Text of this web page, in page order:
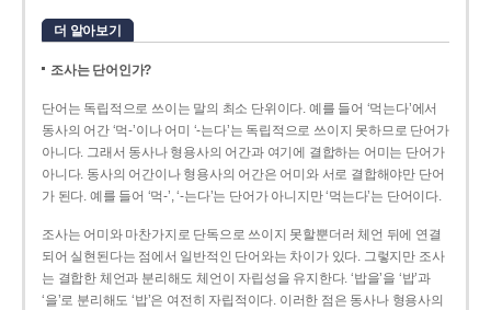
더 알아보기
조사는 단어인가?
단어는 독립적으로 쓰이는 말의 최소 단위이다. 예를 들어 ‘먹는다’에서
동사의 어간 ‘먹-­’이나 어미 ‘­-는다’는 독립적으로 쓰이지 못하므로 단어가
아니다. 그래서 동사나 형용사의 어간과 여기에 결합하는 어미는 단어가
아니다. 동사의 어간이나 형용사의 어간은 어미와 서로 결합해야만 단어
가 된다. 예를 들어 ‘먹-’, ‘-는다’는 단어가 아니지만 ‘먹는다’는 단어이다.
조사는 어미와 마찬가지로 단독으로 쓰이지 못할뿐더러 체언 뒤에 연결
되어 실현된다는 점에서 일반적인 단어와는 차이가 있다. 그렇지만 조사
는 결합한 체언과 분리해도 체언이 자립성을 유지한다. ‘밥을’을 ‘밥’과
‘을’로 분리해도 ‘밥’은 여전히 자립적이다. 이러한 점은 동사나 형용사의